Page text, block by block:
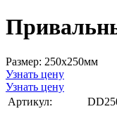
Размер: 250х250мм
Узнать цену
Узнать цену
Артикул: